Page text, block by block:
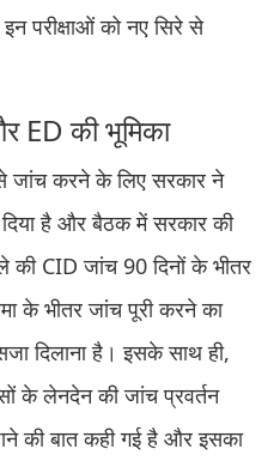
परीक्षाओं को नए सिरे से
ED की भूमिका
से जांच करने के लिए सरकार ने
दिया है और बैठक में सरकार की
की CID जांच 90 दिनों के भीतर
के भीतर जांच पूरी करने का
दिलाना है। इसके साथ ही,
के लेनदेन की जांच प्रवर्तन
की बात कही गई है और इसका